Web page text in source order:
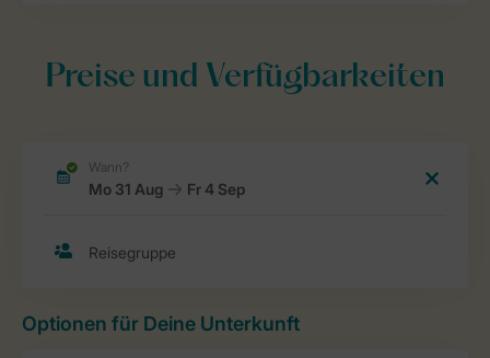
Preise und Verfügbarkeiten
Optionen für Deine Unterkunft